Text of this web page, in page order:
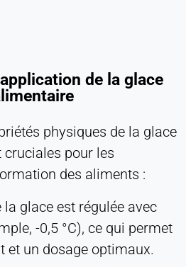
de la glace
physiques de la glace
pour les
des aliments :
glace est régulée avec
-0,5 °C), ce qui permet
et un dosage optimaux.